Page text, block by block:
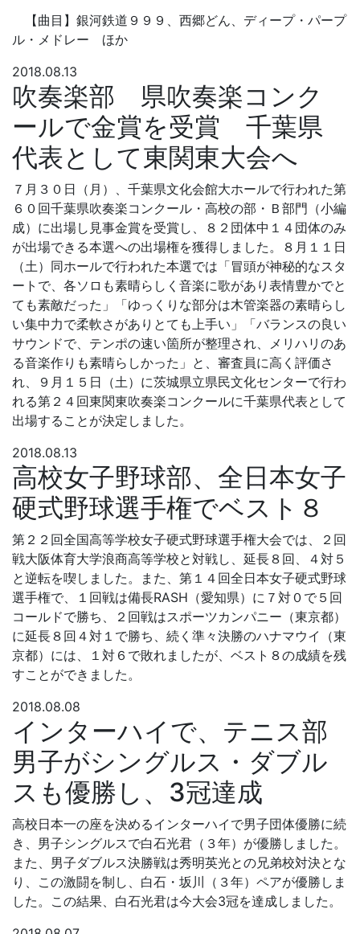
【曲目】銀河鉄道９９９、西郷どん、ディープ・パープ
ル・メドレー ほか
2018.08.13
吹奏楽部 県吹奏楽コンク
ールで金賞を受賞 千葉県
代表として東関東大会へ
７月３０日（月）、千葉県文化会館大ホールで行われた第
６０回千葉県吹奏楽コンクール・高校の部・Ｂ部門（小編
成）に出場し見事金賞を受賞し、８２団体中１４団体のみ
が出場できる本選への出場権を獲得しました。８月１１日
（土）同ホールで行われた本選では「冒頭が神秘的なスタ
ートで、各ソロも素晴らしく音楽に歌があり表情豊かでと
ても素敵だった」「ゆっくりな部分は木管楽器の素晴らし
い集中力で柔軟さがありとても上手い」「バランスの良い
サウンドで、テンポの速い箇所が整理され、メリハリのあ
る音楽作りも素晴らしかった」と、審査員に高く評価さ
れ、９月１５日（土）に茨城県立県民文化センターで行わ
れる第２４回東関東吹奏楽コンクールに千葉県代表として
出場することが決定しました。
2018.08.13
高校女子野球部、全日本女子
硬式野球選手権でベスト８
第２２回全国高等学校女子硬式野球選手権大会では、２回
戦大阪体育大学浪商高等学校と対戦し、延長８回、４対５
と逆転を喫しました。また、第１４回全日本女子硬式野球
選手権で、１回戦は備長RASH（愛知県）に７対０で５回
コールドで勝ち、２回戦はスポーツカンパニー（東京都）
に延長８回４対１で勝ち、続く準々決勝のハナマウイ（東
京都）には、１対６で敗れましたが、ベスト８の成績を残
すことができました。
2018.08.08
インターハイで、テニス部
男子がシングルス・ダブル
スも優勝し、3冠達成
高校日本一の座を決めるインターハイで男子団体優勝に続
き、男子シングルスで白石光君（３年）が優勝しました。
また、男子ダブルス決勝戦は秀明英光との兄弟校対決とな
り、この激闘を制し、白石・坂川（３年）ペアが優勝しま
した。この結果、白石光君は今大会3冠を達成しました。